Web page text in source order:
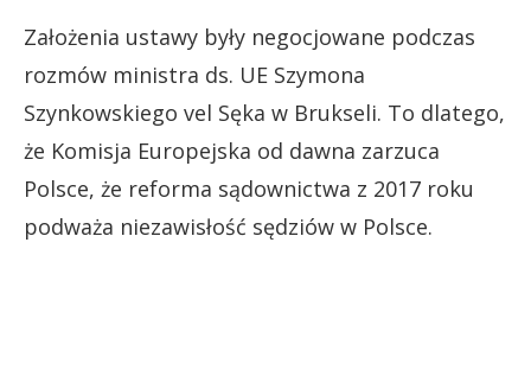
Założenia ustawy były negocjowane podczas
rozmów ministra ds. UE Szymona
Szynkowskiego vel Sęka w Brukseli. To dlatego,
że Komisja Europejska od dawna zarzuca
Polsce, że reforma sądownictwa z 2017 roku
podważa niezawisłość sędziów w Polsce.